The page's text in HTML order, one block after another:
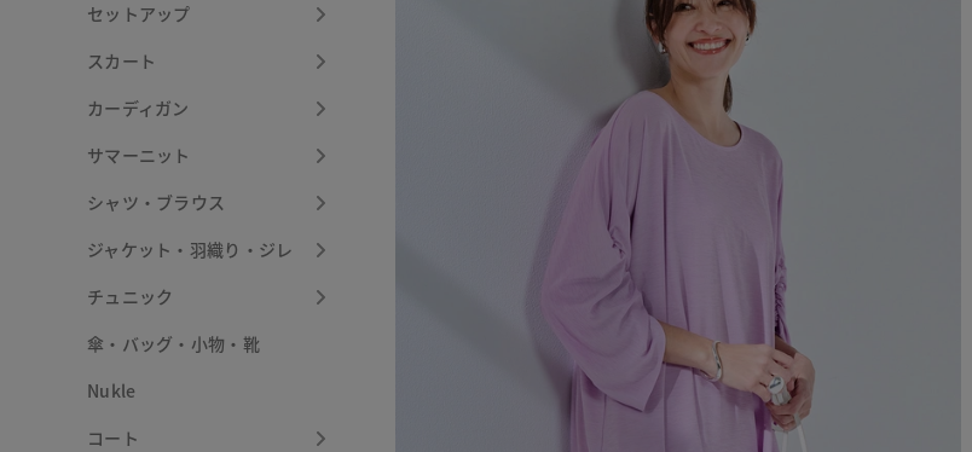
セットアップ
スカート
カーディガン
サマーニット
シャツ・ブラウス
ジャケット・羽織り・ジレ
チュニック
傘・バッグ・小物・靴
Nukle
コート